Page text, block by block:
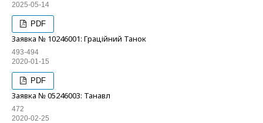
2025-05-14
PDF
Заявка № 10246001: Граційний Танок
493-494
2020-01-15
PDF
Заявка № 05246003: Танавл
472
2020-02-25